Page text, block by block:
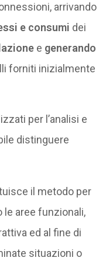
arrivando
e consumi dei
e generando
forniti inizialmente
per l’analisi e
distinguere
il metodo per
le aree funzionali,
ed al fine di
situazioni o